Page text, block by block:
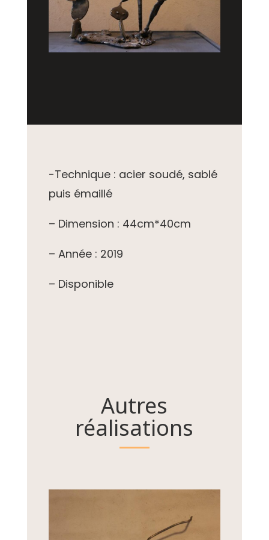
-Technique : acier soudé, sablé
puis émaillé
– Dimension : 44cm*40cm
– Année : 2019
– Disponible
Autres
réalisations